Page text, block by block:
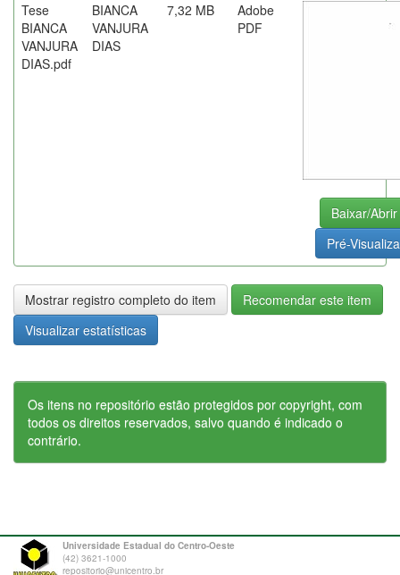
Tese
BIANCA
VANJURA
DIAS.pdf
BIANCA
VANJURA
DIAS
7,32 MB
Adobe
PDF
Baixar/Abrir
Pré-
Mostrar registro completo do item
Recomendar este item
Visualizar estatísticas
Os itens no repositório estão protegidos por copyright, com
todos os direitos reservados, salvo quando é indicado o
contrário.
Universidade Estadual do Centro-Oeste
(42) 3621-1000
repositorio@unicentro.br